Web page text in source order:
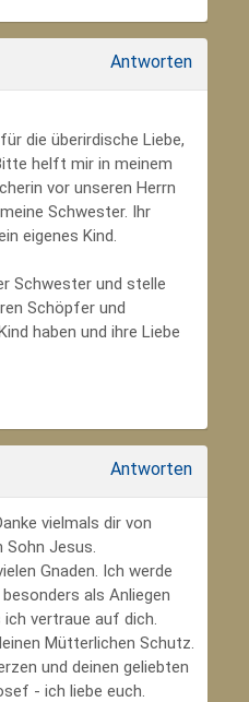
Antworten
die überirdische Liebe,
helft mir in meinem
vor unseren Herrn
Schwester. Ihr
eigenes Kind.
Schwester und stelle
Schöpfer und
haben und ihre Liebe
Antworten
vielmals dir von
Sohn Jesus.
Gnaden. Ich werde
als Anliegen
vertraue auf dich.
Mütterlichen Schutz.
und deinen geliebten
- ich liebe euch.